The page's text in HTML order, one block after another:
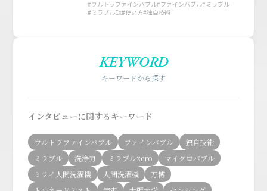
ウルトラファインバブル ファインバブル ミラブル
ミラブルEx 使い方 独自技術
KEYWORD
キーワードから探す
インタビューに関するキーワード
ウルトラファインバブル ファインバブル
独自技術
ミラブル
洗浄力 ミラブルzero
マイクロバブル
ミライ人間洗濯機
人間洗濯機
万博